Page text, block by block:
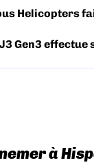
Helicopters
Gen3 effectue
à